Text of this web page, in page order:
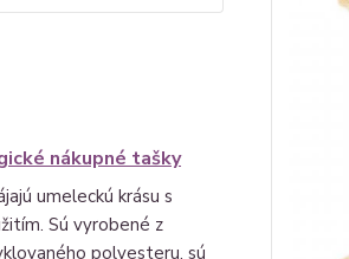
nákupné tašky
umeleckú krásu s
Sú vyrobené z
polyesteru, sú